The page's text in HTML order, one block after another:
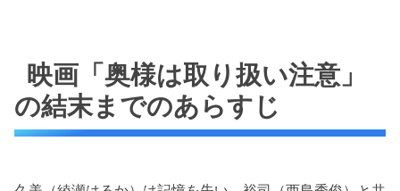
映画「奥様は取り扱い注意」
の結末までのあらすじ